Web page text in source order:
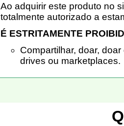
Ao adquirir este produto no
totalmente autorizado a
É ESTRITAMENTE
Compartilhar, doar,
drives ou marketplaces.